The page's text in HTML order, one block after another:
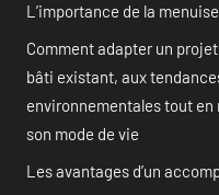
L’importance de la
Comment adapter un
bâti existant, aux
environnementales tout
son mode de vie
Les avantages d’un